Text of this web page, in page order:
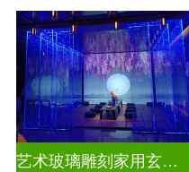
艺术玻璃雕刻家用玄关隔断